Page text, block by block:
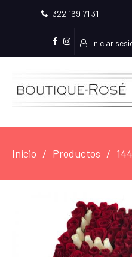
322 169 71 31
Facebook
Instagram
Iniciar
Inicio Productos